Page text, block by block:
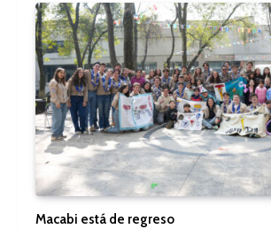
Macabi está de regreso